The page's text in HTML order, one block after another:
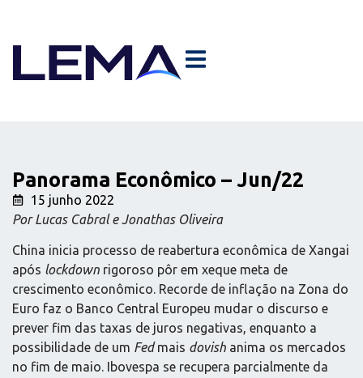
Panorama Econômico – Jun/22
15 junho 2022
Por Lucas Cabral e Jonathas Oliveira
China inicia processo de reabertura econômica de Xangai
após lockdown rigoroso pôr em xeque meta de
crescimento econômico. Recorde de inflação na Zona do
Euro faz o Banco Central Europeu mudar o discurso e
prever fim das taxas de juros negativas, enquanto a
possibilidade de um Fedmais dovish anima os mercados
no fim de maio. Ibovespa se recupera parcialmente da